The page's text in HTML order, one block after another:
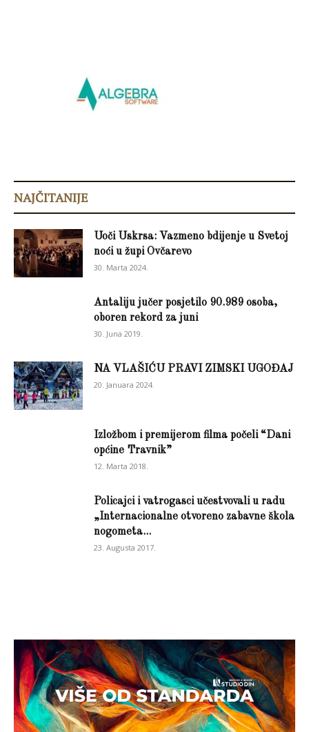
NAJČITANIJE
Uoči Uskrsa: Vazmeno bdijenje u Svetoj
noći u župi Ovčarevo
30. Marta 2024.
Antaliju jučer posjetilo 90.989 osoba,
oboren rekord za juni
30. Juna 2019.
NA VLAŠIĆU PRAVI ZIMSKI UGOĐAJ
20. Januara 2024.
Izložbom i premijerom filma počeli “Dani
općine Travnik”
12. Marta 2018.
Policajci i vatrogasci učestvovali u radu
„Internacionalne otvoreno zabavne škola
nogometa...
23. Augusta 2017.